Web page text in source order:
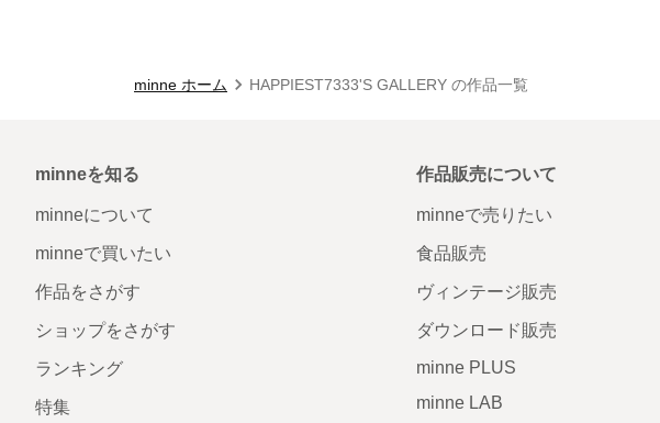
minne ホーム HAPPIEST7333'S GALLERY の作品一覧
minneを知る
minneについて
minneで買いたい
作品をさがす
ショップをさがす
ランキング
特集
作品販売について
minneで売りたい
食品販売
ヴィンテージ販売
ダウンロード販売
minne PLUS
minne LAB